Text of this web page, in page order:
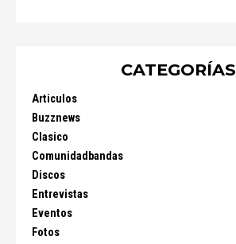
CATEGORÍAS
Articulos
Buzznews
Clasico
Comunidadbandas
Discos
Entrevistas
Eventos
Fotos